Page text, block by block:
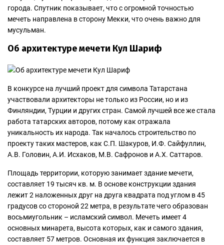
города. Спутник показывает, что с огромной точностью
мечеть направлена в сторону Мекки, что очень важно для
мусульман.
Об архитектуре мечети Кул Шариф
В конкурсе на лучший проект для символа Татарстана
участвовали архитекторы не только из России, но и из
Финляндии, Турции и других стран. Самой лучшей все же стала
работа татарских авторов, потому как отражала
уникальность их народа. Так началось строительство по
проекту таких мастеров, как С.П. Шакуров, И.Ф. Сайфуллин,
А.В. Головин, А.И. Исхаков, М.В. Сафронов и А.Х. Саттаров.
Площадь территории, которую занимает здание мечети,
составляет 19 тысяч кв. м. В основе конструкции здания
лежит 2 наложенных друг на друга квадрата под углом в 45
градусов со стороной 22 метра, в результате чего образован
восьмиугольник – исламский символ. Мечеть имеет 4
основных минарета, высота которых, как и самого здания,
составляет 57 метров. Основная их функция заключается в